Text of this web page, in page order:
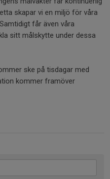
skapar vi en miljö för våra
får även våra
sitt målskytte under dessa
ske på tisdagar med
kommer framöver